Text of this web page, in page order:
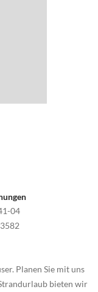
04
Planen Sie mit uns
bieten wir